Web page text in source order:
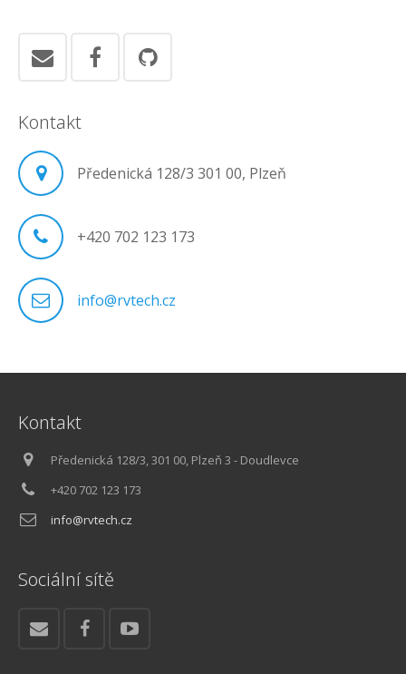
Kontakt
Předenická 128/3 301 00, Plzeň
+420 702 123 173
info@rvtech.cz
Kontakt
Předenická 128/3, 301 00, Plzeň 3 - Doudlevce
+420 702 123 173
info@rvtech.cz
Sociální sítě